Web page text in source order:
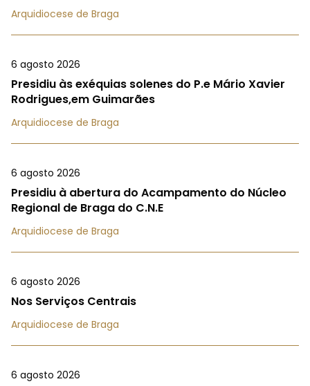
Arquidiocese de Braga
6 agosto 2026
Presidiu às exéquias solenes do P.e Mário Xavier
Rodrigues,em Guimarães
Arquidiocese de Braga
6 agosto 2026
Presidiu à abertura do Acampamento do Núcleo
Regional de Braga do C.N.E
Arquidiocese de Braga
6 agosto 2026
Nos Serviços Centrais
Arquidiocese de Braga
6 agosto 2026